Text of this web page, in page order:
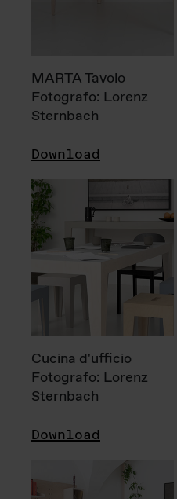
MARTA Tavolo
Fotografo: Lorenz
Sternbach
Download
Cucina d'ufficio
Fotografo: Lorenz
Sternbach
Download